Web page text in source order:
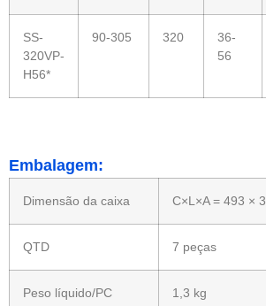
SS-
320VP-
H56*
90-305 320
36-
56
Embalagem:
Dimensão da caixa C×L×A = 493 ×
QTD 7 peças
Peso líquido/PC 1,3 kg